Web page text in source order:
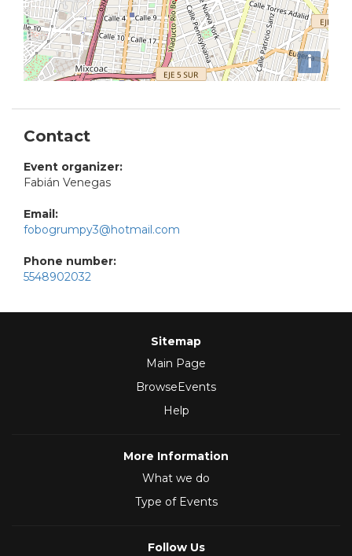
i
Contact
Event organizer:
Fabián Venegas
Email:
fobogrumpy3@hotmail.com
Phone number:
5548902032
Sitemap
Main Page
BrowseEvents
Help
More Information
What we do
Type of Events
Follow Us